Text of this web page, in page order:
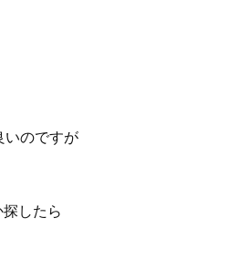
いのですが
したら